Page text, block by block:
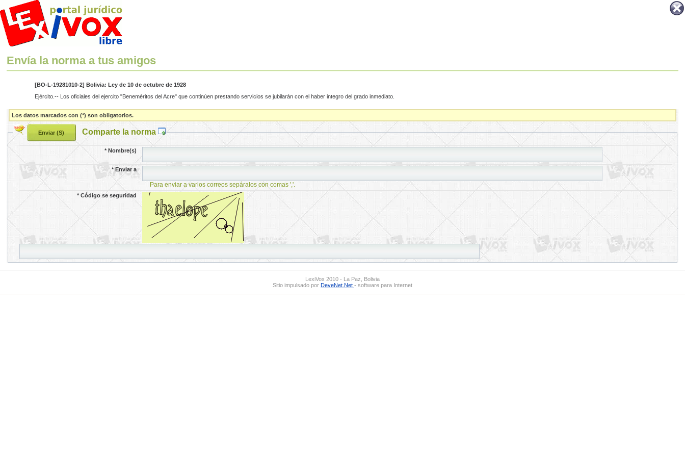
Envía la norma a tus amigos
[BO-L-19281010-2] Bolivia: Ley de 10 de octubre de 1928
Ejército.-- Los oficiales del ejercito "Beneméritos del Acre" que continúen prestando servicios se jubilarán con el haber integro del grado inmediato.
Los datos marcados con (*) son obligatorios.
Comparte la norma
*Nombre(s)
*Enviar a
Para enviar a varios correos sepáralos con comas ','.
*Código se seguridad
LexiVox 2010 - La Paz, Bolivia
Sitio impulsado por DeveNet.Net - software para Internet